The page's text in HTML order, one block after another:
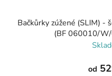
Bačkůrky zúžené (SLIM) -
(BF 060010/
od